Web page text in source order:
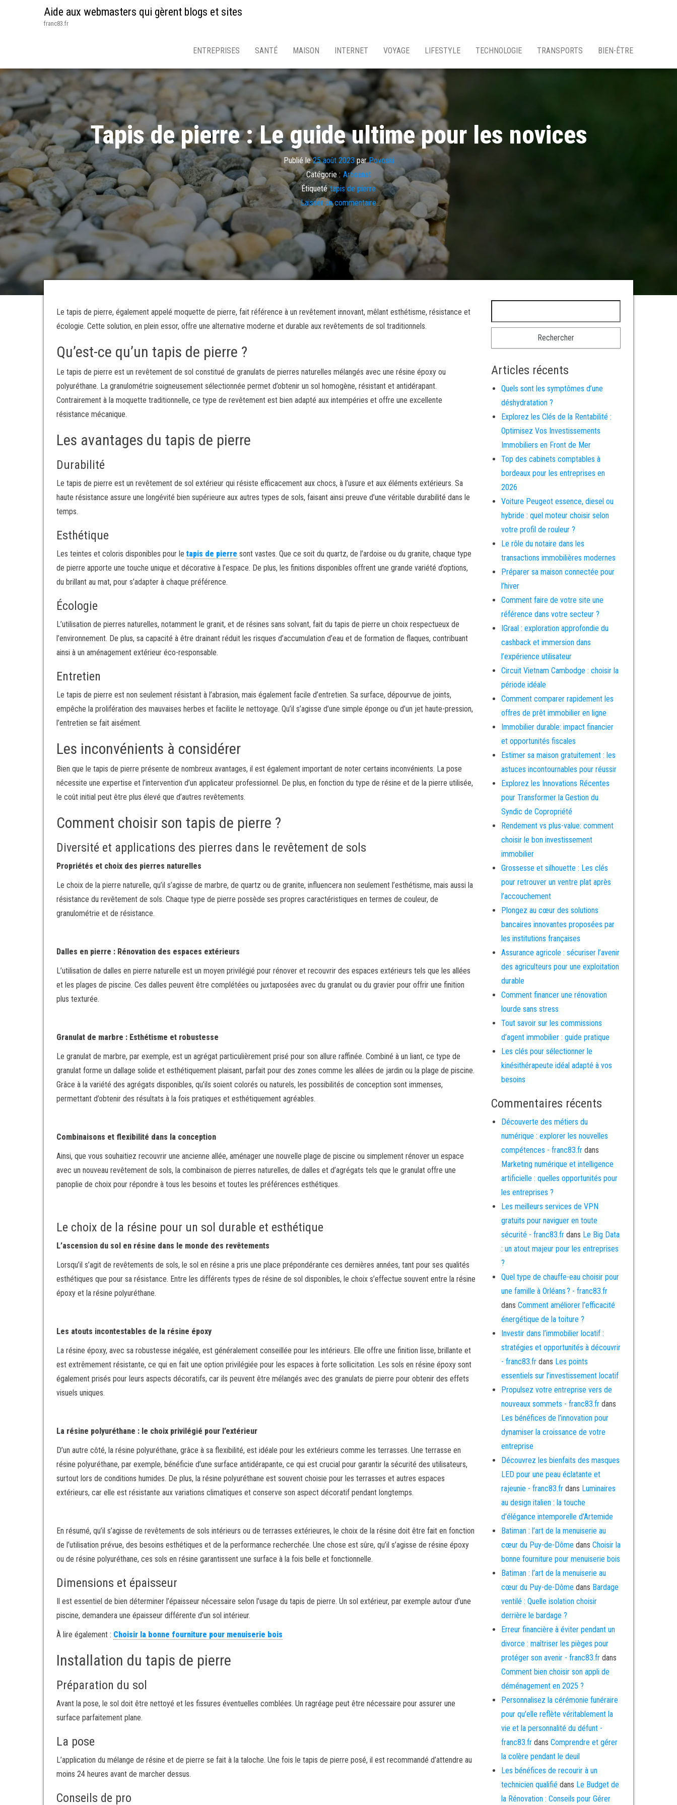
Aide aux webmasters qui gèrent blogs et sites
franc83.fr
ENTREPRISES SANTÉ MAISON INTERNET VOYAGE LIFESTYLE TECHNOLOGIE TRANSPORTS BIEN-ÊTRE
Tapis de pierre : Le guide ultime pour les novices
Publié le25 août 2023parPovoski
Catégorie : Artisanat
Étiqueté tapis de pierre
Laisser un commentaire
Le tapis de pierre, également appelé moquette de pierre, fait référence à un revêtement innovant, mêlant esthétisme, résistance et
écologie. Cette solution, en plein essor, offre une alternative moderne et durable aux revêtements de sol traditionnels.
Qu’est-ce qu’un tapis de pierre ?
Le tapis de pierre est un revêtement de sol constitué de granulats de pierres naturelles mélangés avec une résine époxy ou
polyuréthane. La granulométrie soigneusement sélectionnée permet d’obtenir un sol homogène, résistant et antidérapant.
Contrairement à la moquette traditionnelle, ce type de revêtement est bien adapté aux intempéries et offre une excellente
résistance mécanique.
Les avantages du tapis de pierre
Durabilité
Le tapis de pierre est un revêtement de sol extérieur qui résiste efficacement aux chocs, à l’usure et aux éléments extérieurs. Sa
haute résistance assure une longévité bien supérieure aux autres types de sols, faisant ainsi preuve d’une véritable durabilité dans le
temps.
Esthétique
Les teintes et coloris disponibles pour le tapis de pierre sont vastes. Que ce soit du quartz, de l’ardoise ou du granite, chaque type
de pierre apporte une touche unique et décorative à l’espace. De plus, les finitions disponibles offrent une grande variété d’options,
du brillant au mat, pour s’adapter à chaque préférence.
Écologie
L’utilisation de pierres naturelles, notamment le granit, et de résines sans solvant, fait du tapis de pierre un choix respectueux de
l’environnement. De plus, sa capacité à être drainant réduit les risques d’accumulation d’eau et de formation de flaques, contribuant
ainsi à un aménagement extérieur éco-responsable.
Entretien
Le tapis de pierre est non seulement résistant à l’abrasion, mais également facile d’entretien. Sa surface, dépourvue de joints,
empêche la prolifération des mauvaises herbes et facilite le nettoyage. Qu’il s’agisse d’une simple éponge ou d’un jet haute-pression,
l’entretien se fait aisément.
Les inconvénients à considérer
Bien que le tapis de pierre présente de nombreux avantages, il est également important de noter certains inconvénients. La pose
nécessite une expertise et l’intervention d’un applicateur professionnel. De plus, en fonction du type de résine et de la pierre utilisée,
le coût initial peut être plus élevé que d’autres revêtements.
Comment choisir son tapis de pierre ?
Diversité et applications des pierres dans le revêtement de sols
Propriétés et choix des pierres naturelles
Le choix de la pierre naturelle, qu’il s’agisse de marbre, de quartz ou de granite, influencera non seulement l’esthétisme, mais aussi la
résistance du revêtement de sols. Chaque type de pierre possède ses propres caractéristiques en termes de couleur, de
granulométrie et de résistance.
Dalles en pierre : Rénovation des espaces extérieurs
L’utilisation de dalles en pierre naturelle est un moyen privilégié pour rénover et recouvrir des espaces extérieurs tels que les allées
et les plages de piscine. Ces dalles peuvent être complétées ou juxtaposées avec du granulat ou du gravier pour offrir une finition
plus texturée.
Granulat de marbre : Esthétisme et robustesse
Le granulat de marbre, par exemple, est un agrégat particulièrement prisé pour son allure raffinée. Combiné à un liant, ce type de
granulat forme un dallage solide et esthétiquement plaisant, parfait pour des zones comme les allées de jardin ou la plage de piscine.
Grâce à la variété des agrégats disponibles, qu’ils soient colorés ou naturels, les possibilités de conception sont immenses,
permettant d’obtenir des résultats à la fois pratiques et esthétiquement agréables.
Combinaisons et flexibilité dans la conception
Ainsi, que vous souhaitiez recouvrir une ancienne allée, aménager une nouvelle plage de piscine ou simplement rénover un espace
avec un nouveau revêtement de sols, la combinaison de pierres naturelles, de dalles et d’agrégats tels que le granulat offre une
panoplie de choix pour répondre à tous les besoins et toutes les préférences esthétiques.
Le choix de la résine pour un sol durable et esthétique
L’ascension du sol en résine dans le monde des revêtements
Lorsqu’il s’agit de revêtements de sols, le sol en résine a pris une place prépondérante ces dernières années, tant pour ses qualités
esthétiques que pour sa résistance. Entre les différents types de résine de sol disponibles, le choix s’effectue souvent entre la résine
époxy et la résine polyuréthane.
Les atouts incontestables de la résine époxy
La résine époxy, avec sa robustesse inégalée, est généralement conseillée pour les intérieurs. Elle offre une finition lisse, brillante et
est extrêmement résistante, ce qui en fait une option privilégiée pour les espaces à forte sollicitation. Les sols en résine époxy sont
également prisés pour leurs aspects décoratifs, car ils peuvent être mélangés avec des granulats de pierre pour obtenir des effets
visuels uniques.
La résine polyuréthane : le choix privilégié pour l’extérieur
D’un autre côté, la résine polyuréthane, grâce à sa flexibilité, est idéale pour les extérieurs comme les terrasses. Une terrasse en
résine polyuréthane, par exemple, bénéficie d’une surface antidérapante, ce qui est crucial pour garantir la sécurité des utilisateurs,
surtout lors de conditions humides. De plus, la résine polyuréthane est souvent choisie pour les terrasses et autres espaces
extérieurs, car elle est résistante aux variations climatiques et conserve son aspect décoratif pendant longtemps.
En résumé, qu’il s’agisse de revêtements de sols intérieurs ou de terrasses extérieures, le choix de la résine doit être fait en fonction
de l’utilisation prévue, des besoins esthétiques et de la performance recherchée. Une chose est sûre, qu’il s’agisse de résine époxy
ou de résine polyuréthane, ces sols en résine garantissent une surface à la fois belle et fonctionnelle.
Dimensions et épaisseur
Il est essentiel de bien déterminer l’épaisseur nécessaire selon l’usage du tapis de pierre. Un sol extérieur, par exemple autour d’une
piscine, demandera une épaisseur différente d’un sol intérieur.
À lire également : Choisir la bonne fourniture pour menuiserie bois
Installation du tapis de pierre
Préparation du sol
Avant la pose, le sol doit être nettoyé et les fissures éventuelles comblées. Un ragréage peut être nécessaire pour assurer une
surface parfaitement plane.
La pose
L’application du mélange de résine et de pierre se fait à la taloche. Une fois le tapis de pierre posé, il est recommandé d’attendre au
moins 24 heures avant de marcher dessus.
Conseils de pro
Articles récents
Quels sont les symptômes d’une
déshydratation ?
Explorez les Clés de la Rentabilité :
Optimisez Vos Investissements
Immobiliers en Front de Mer
Top des cabinets comptables à
bordeaux pour les entreprises en
2026
Voiture Peugeot essence, diesel ou
hybride : quel moteur choisir selon
votre profil de rouleur ?
Le rôle du notaire dans les
transactions immobilières modernes
Préparer sa maison connectée pour
l’hiver
Comment faire de votre site une
référence dans votre secteur ?
IGraal : exploration approfondie du
cashback et immersion dans
l’expérience utilisateur
Circuit Vietnam Cambodge : choisir la
période idéale
Comment comparer rapidement les
offres de prêt immobilier en ligne
Immobilier durable: impact financier
et opportunités fiscales
Estimer sa maison gratuitement : les
astuces incontournables pour réussir
Explorez les Innovations Récentes
pour Transformer la Gestion du
Syndic de Copropriété
Rendement vs plus-value: comment
choisir le bon investissement
immobilier
Grossesse et silhouette : Les clés
pour retrouver un ventre plat après
l’accouchement
Plongez au cœur des solutions
bancaires innovantes proposées par
les institutions françaises
Assurance agricole : sécuriser l’avenir
des agriculteurs pour une exploitation
durable
Comment financer une rénovation
lourde sans stress
Tout savoir sur les commissions
d’agent immobilier : guide pratique
Les clés pour sélectionner le
kinésithérapeute idéal adapté à vos
besoins
Commentaires récents
Découverte des métiers du
numérique : explorer les nouvelles
compétences - franc83.frdans
Marketing numérique et intelligence
artificielle : quelles opportunités pour
les entreprises ?
Les meilleurs services de VPN
gratuits pour naviguer en toute
sécurité - franc83.frdans Le Big Data
: un atout majeur pour les entreprises
?
Quel type de chauffe-eau choisir pour
une famille à Orléans ? - franc83.fr
dans Comment améliorer l’efficacité
énergétique de la toiture ?
Investir dans l’immobilier locatif :
stratégies et opportunités à découvrir
- franc83.frdans Les points
essentiels sur l’investissement locatif
Propulsez votre entreprise vers de
nouveaux sommets - franc83.frdans
Les bénéfices de l’innovation pour
dynamiser la croissance de votre
entreprise
Découvrez les bienfaits des masques
LED pour une peau éclatante et
rajeunie - franc83.frdans Luminaires
au design italien : la touche
d’élégance intemporelle d’Artemide
Batiman : l’art de la menuiserie au
cœur du Puy-de-Dôme dans Choisir la
bonne fourniture pour menuiserie bois
Batiman : l’art de la menuiserie au
cœur du Puy-de-Dôme dans Bardage
ventilé : Quelle isolation choisir
derrière le bardage ?
Erreur financière à éviter pendant un
divorce : maîtriser les pièges pour
protéger son avenir - franc83.frdans
Comment bien choisir son appli de
déménagement en 2025 ?
Personnalisez la cérémonie funéraire
pour qu'elle reflète véritablement la
vie et la personnalité du défunt -
franc83.frdans Comprendre et gérer
la colère pendant le deuil
Les bénéfices de recourir à un
technicien qualifié dans Le Budget de
la Rénovation : Conseils pour Gérer